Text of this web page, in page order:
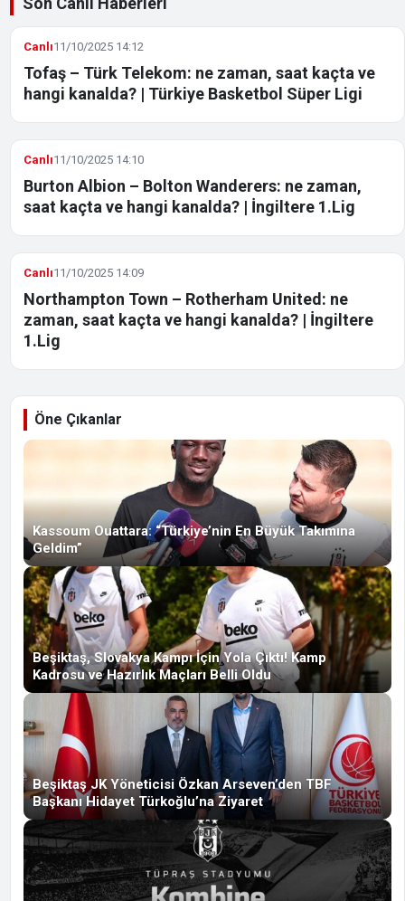
Canlı11/10/2025 14:12
Tofaş – Türk Telekom: ne zaman, saat kaçta ve
hangi kanalda? | Türkiye Basketbol Süper Ligi
Canlı11/10/2025 14:10
Burton Albion – Bolton Wanderers: ne zaman,
saat kaçta ve hangi kanalda? | İngiltere 1.Lig
Canlı11/10/2025 14:09
Northampton Town – Rotherham United: ne
zaman, saat kaçta ve hangi kanalda? | İngiltere
1.Lig
Öne Çıkanlar
Kassoum Ouattara: “Türkiye’nin En Büyük Takımına
Geldim”
Beşiktaş, Slovakya Kampı İçin Yola Çıktı! Kamp
Kadrosu ve Hazırlık Maçları Belli Oldu
Beşiktaş JK Yöneticisi Özkan Arseven’den TBF
Başkanı Hidayet Türkoğlu’na Ziyaret